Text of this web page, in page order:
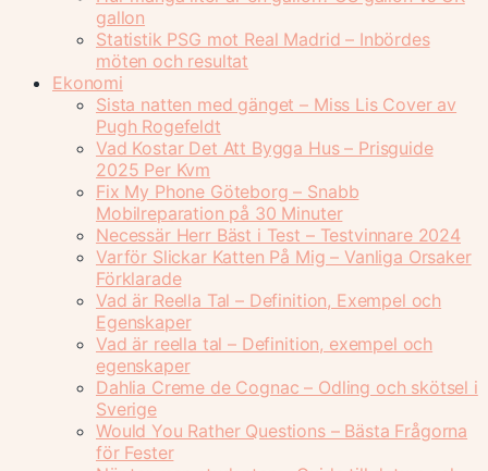
gallon
Statistik PSG mot Real Madrid – Inbördes
möten och resultat
Ekonomi
Sista natten med gänget – Miss Lis Cover av
Pugh Rogefeldt
Vad Kostar Det Att Bygga Hus – Prisguide
2025 Per Kvm
Fix My Phone Göteborg – Snabb
Mobilreparation på 30 Minuter
Necessär Herr Bäst i Test – Testvinnare 2024
Varför Slickar Katten På Mig – Vanliga Orsaker
Förklarade
Vad är Reella Tal – Definition, Exempel och
Egenskaper
Vad är reella tal – Definition, exempel och
egenskaper
Dahlia Creme de Cognac – Odling och skötsel i
Sverige
Would You Rather Questions – Bästa Frågorna
för Fester